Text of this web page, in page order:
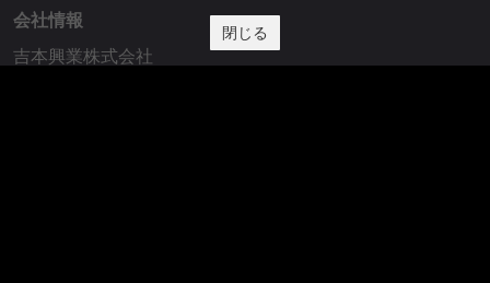
会社情報
吉本興業株式会社
閉じる